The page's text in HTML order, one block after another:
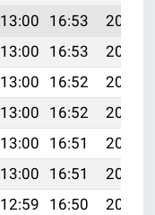
13:00 16:53
20:08
13:00 16:53
20:07
13:00 16:52
20:05
13:00 16:52
20:04
13:00 16:51
20:03
13:00 16:51
20:02
12:59 16:50
20:00